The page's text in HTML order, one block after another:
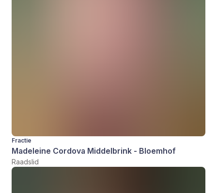
Fractie
Madeleine Cordova Middelbrink - Bloemhof
Raadslid